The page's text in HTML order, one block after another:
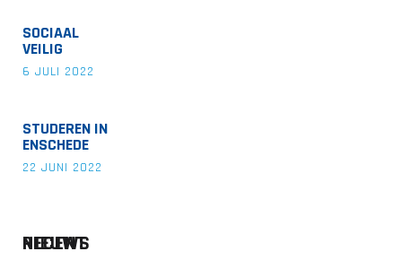
SOCIAAL
VEILIG
6 JULI 2022
STUDEREN IN
ENSCHEDE
22 JUNI 2022
RECENT NIEUWS